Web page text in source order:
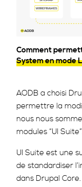
Comment
System en mode
AODB a choisi
permettre la
nous nous
modules “UI
UI Suite est une
de standardiser
dans Drupal Core.